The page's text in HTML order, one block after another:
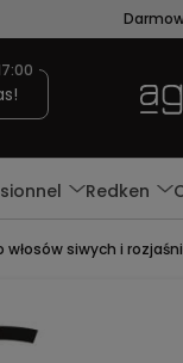
Redken
włosów siwych i